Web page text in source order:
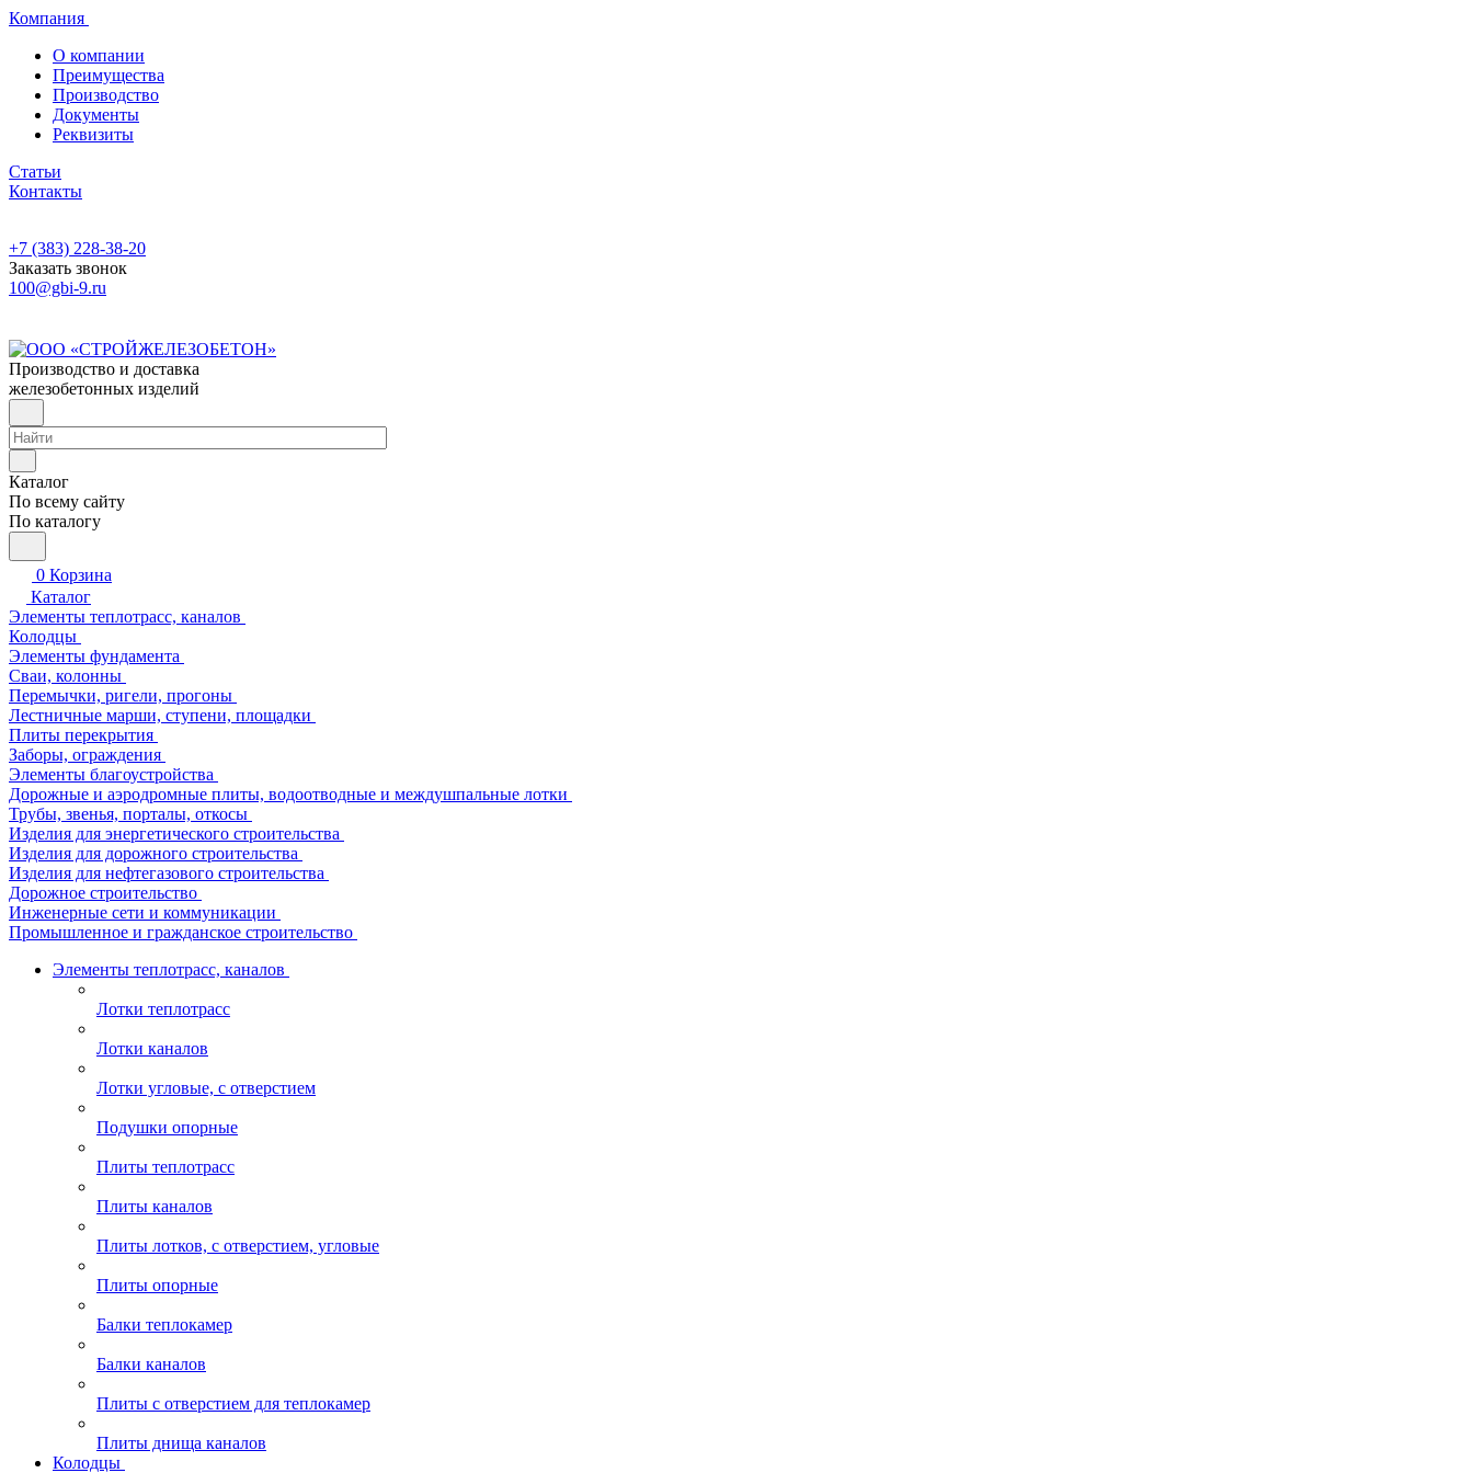
Компания
О компании
Преимущества
Производство
Документы
Реквизиты
Статьи
Контакты
+7 (383) 228-38-20
Заказать звонок
100@gbi-9.ru
Производство и доставка
железобетонных изделий
Каталог
По всему сайту
По каталогу
0 Корзина
Каталог
Элементы теплотрасс, каналов
Колодцы
Элементы фундамента
Сваи, колонны
Перемычки, ригели, прогоны
Лестничные марши, ступени, площадки
Плиты перекрытия
Заборы, ограждения
Элементы благоустройства
Дорожные и аэродромные плиты, водоотводные и междушпальные лотки
Трубы, звенья, порталы, откосы
Изделия для энергетического строительства
Изделия для дорожного строительства
Изделия для нефтегазового строительства
Дорожное строительство
Инженерные сети и коммуникации
Промышленное и гражданское строительство
Элементы теплотрасс, каналов
Лотки теплотрасс
Лотки каналов
Лотки угловые, с отверстием
Подушки опорные
Плиты теплотрасс
Плиты каналов
Плиты лотков, с отверстием, угловые
Плиты опорные
Балки теплокамер
Балки каналов
Плиты с отверстием для теплокамер
Плиты днища каналов
Колодцы